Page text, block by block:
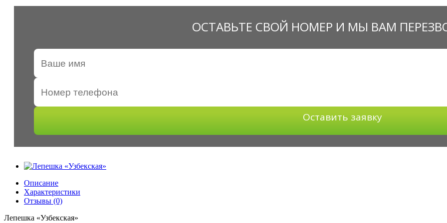
ОСТАВЬТЕ СВОЙ НОМЕР И МЫ ВАМ
Оставить заявку
Описание
Характеристики
Отзывы (0)
Лепешка «Узбекская»